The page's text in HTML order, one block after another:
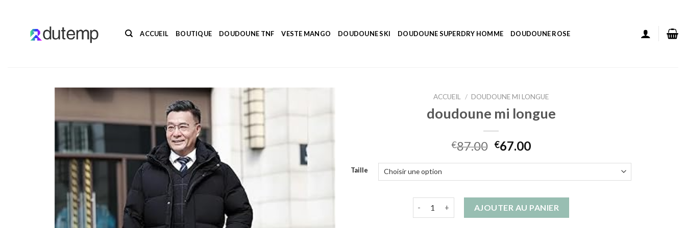
ACCUEIL BOUTIQUE DOUDOUNE TNF VESTE MANGO DOUDOUNE SKI DOUDOUNE SUPERDRY HOMME DOUDOUNE ROSE
ACCUEIL / DOUDOUNE MI LONGUE
doudoune mi longue
€87.00 €67.00
Taille
AJOUTER AU PANIER